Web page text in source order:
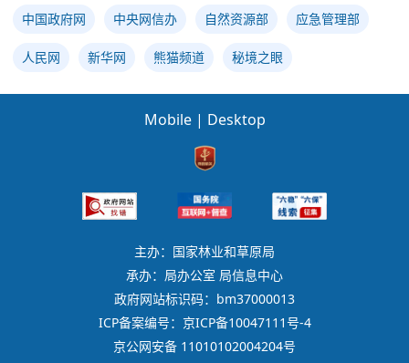
中国政府网 中央网信办 自然资源部 应急管理部
人民网 新华网 熊猫频道 秘境之眼
Mobile | Desktop
主办：国家林业和草原局
承办：局办公室 局信息中心
政府网站标识码：bm37000013
ICP备案编号：京ICP备10047111号-4
京公网安备 11010102004204号